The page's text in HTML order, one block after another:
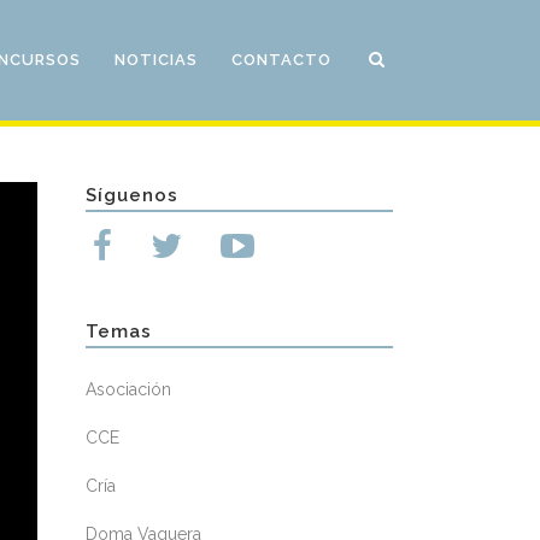
NOTICIAS CONTACTO
Síguenos
Temas
Asociación
CCE
Cría
Doma Vaquera